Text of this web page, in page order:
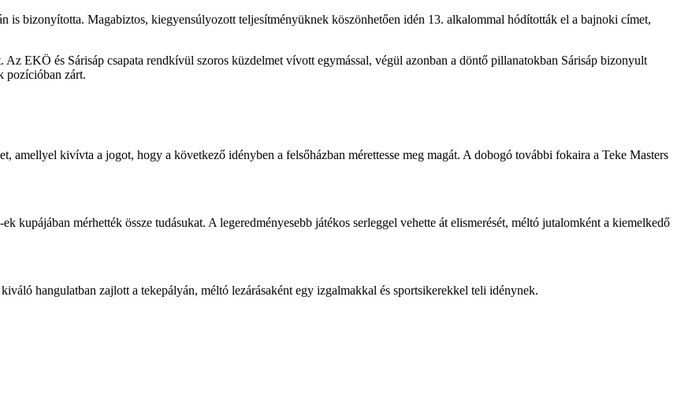
is bizonyította. Magabiztos, kiegyensúlyozott teljesítményüknek köszönhetően idén 13. alkalommal hódították el a bajnoki címet,
EKÖ és Sárisáp csapata rendkívül szoros küzdelmet vívott egymással, végül azonban a döntő pillanatokban Sárisáp bizonyult
pozícióban zárt.
amellyel kivívta a jogot, hogy a következő idényben a felsőházban mérettesse meg magát. A dobogó további fokaira a Teke Masters
kupájában mérhették össze tudásukat. A legeredményesebb játékos serleggel vehette át elismerését, méltó jutalomként a kiemelkedő
hangulatban zajlott a tekepályán, méltó lezárásaként egy izgalmakkal és sportsikerekkel teli idénynek.